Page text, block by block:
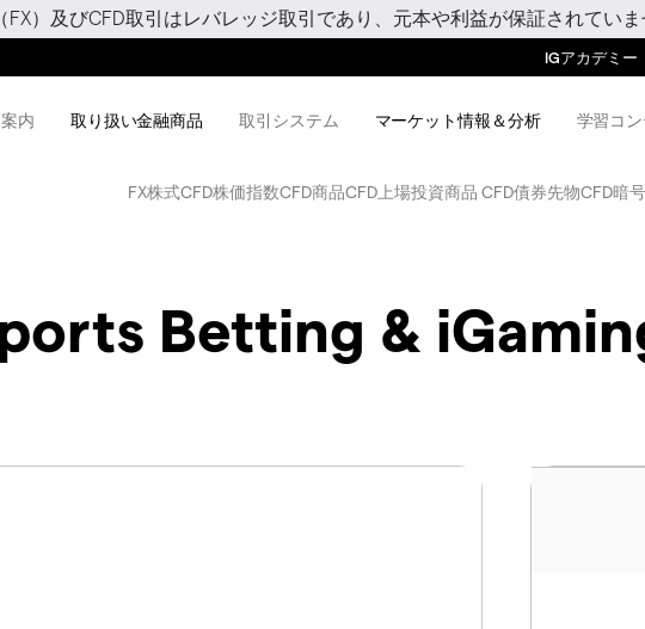
FX）及びCFD取引はレバレッジ取引であり、元本や利益が保証されていま
IGアカデミー
内 取り扱い金融商品 取引システム マーケット情報＆分析 学習コ
FX株式CFD株価指数CFD商品CFD 上場投資商品 CFD債券先物CFD暗
Betting &